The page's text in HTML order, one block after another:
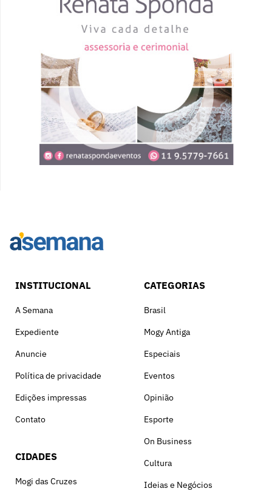
INSTITUCIONAL
A Semana
Expediente
Anuncie
Política de privacidade
Edições impressas
Contato
CIDADES
Mogi das Cruzes
CATEGORIAS
Brasil
Mogy Antiga
Especiais
Eventos
Opinião
Esporte
On Business
Cultura
Ideias e Negócios